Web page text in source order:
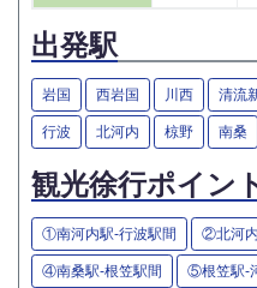
出発駅
岩国 西岩国 川西 清流
行波 北河内 椋野 南桑
観光徐行ポイン
①南河内駅-行波駅間 ②北河
④南桑駅-根笠駅間 ⑤根笠駅-